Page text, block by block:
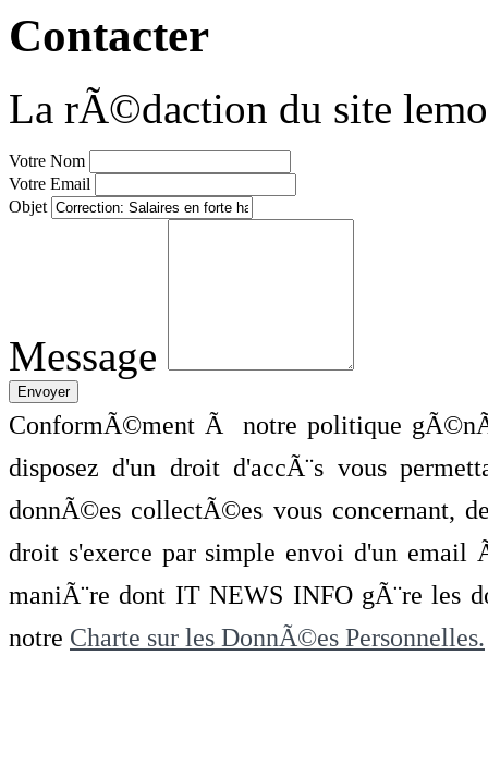
Contacter
La rÃ©daction du site
Votre Nom
Votre Email
Objet
Message
ConformÃ©ment Ã notre politique
disposez d'un droit d'accÃ¨s vous
donnÃ©es collectÃ©es vous concernant,
droit s'exerce par simple envoi d'un
maniÃ¨re dont IT NEWS INFO gÃ¨re les
notre Charte sur les DonnÃ©es Personnelles.